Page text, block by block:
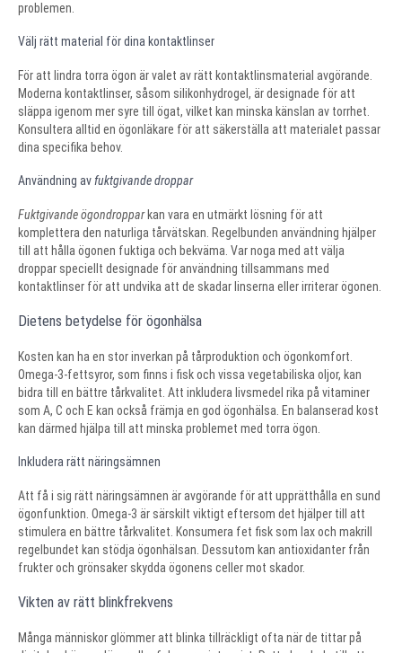
problemen.
Välj rätt material för dina kontaktlinser
För att lindra torra ögon är valet av rätt kontaktlinsmaterial avgörande.
Moderna kontaktlinser, såsom silikonhydrogel, är designade för att
släppa igenom mer syre till ögat, vilket kan minska känslan av torrhet.
Konsultera alltid en ögonläkare för att säkerställa att materialet passar
dina specifika behov.
Användning av fuktgivande droppar
Fuktgivande ögondropparkan vara en utmärkt lösning för att
komplettera den naturliga tårvätskan. Regelbunden användning hjälper
till att hålla ögonen fuktiga och bekväma. Var noga med att välja
droppar speciellt designade för användning tillsammans med
kontaktlinser för att undvika att de skadar linserna eller irriterar ögonen.
Dietens betydelse för ögonhälsa
Kosten kan ha en stor inverkan på tårproduktion och ögonkomfort.
Omega-3-fettsyror, som finns i fisk och vissa vegetabiliska oljor, kan
bidra till en bättre tårkvalitet. Att inkludera livsmedel rika på vitaminer
som A, C och E kan också främja en god ögonhälsa. En balanserad kost
kan därmed hjälpa till att minska problemet med torra ögon.
Inkludera rätt näringsämnen
Att få i sig rätt näringsämnen är avgörande för att upprätthålla en sund
ögonfunktion. Omega-3 är särskilt viktigt eftersom det hjälper till att
stimulera en bättre tårkvalitet. Konsumera fet fisk som lax och makrill
regelbundet kan stödja ögonhälsan. Dessutom kan antioxidanter från
frukter och grönsaker skydda ögonens celler mot skador.
Vikten av rätt blinkfrekvens
Många människor glömmer att blinka tillräckligt ofta när de tittar på